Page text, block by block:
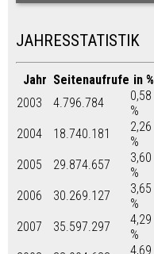
JAHRESSTATISTIK
Jahr Seitenaufrufe in %
2003
4.796.784
0,58
%
2004
18.740.181
2,26
%
2005
29.874.657
3,60
%
2006
30.269.127
3,65
%
2007
35.597.297
4,29
%
4,69